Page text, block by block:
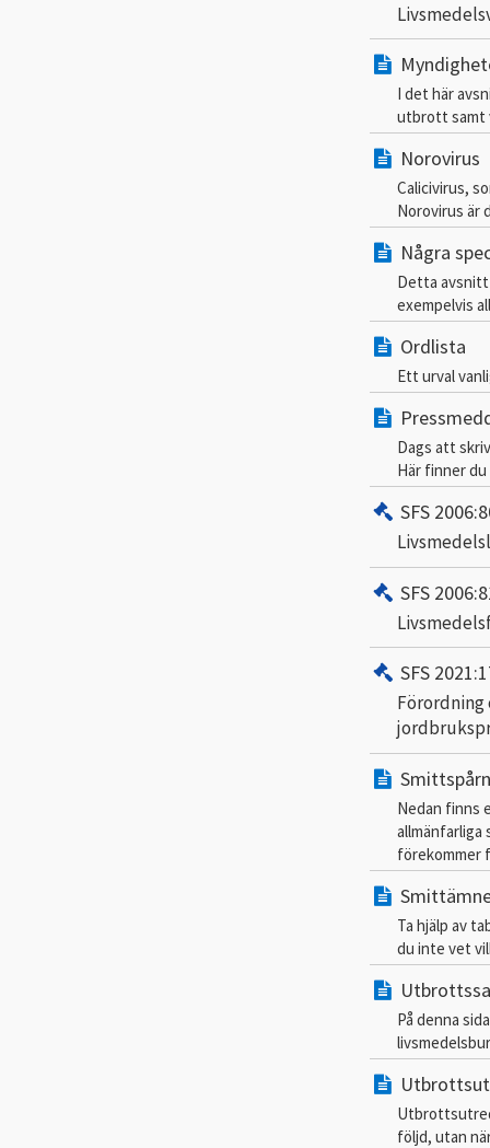
I det här
utbrott samt
Norovirus
Calicivirus,
Norovirus är
Några
Detta
exempelvis
Ordlista
Ett urval
Dags att
Här finner
SFS
SFS
SFS
Nedan finns
allmänfarliga
förekommer
Ta hjälp av
du inte vet
På denna
följd, utan